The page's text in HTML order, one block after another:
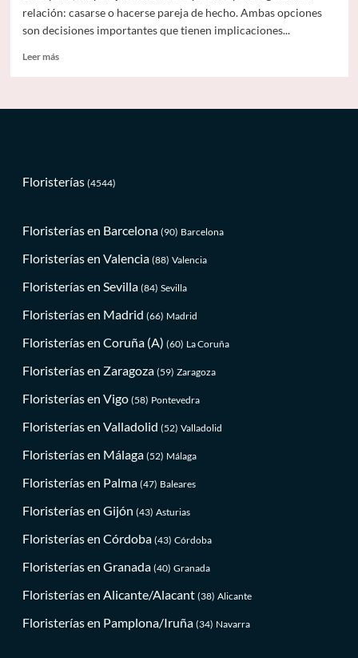
relación: casarse o hacerse pareja de hecho. Ambas opciones
son decisiones importantes que tienen implicaciones...
Leer másLeer
pareja
España
Floristerías (4544)
Floristerías en Barcelona (90) Barcelona
Floristerías en Valencia (88) Valencia
Floristerías en Sevilla (84) Sevilla
Floristerías en Madrid (66) Madrid
Floristerías en Coruña (A) (60) La Coruña
Floristerías en Zaragoza (59) Zaragoza
Floristerías en Vigo (58) Pontevedra
Floristerías en Valladolid (52) Valladolid
Floristerías en Málaga (52) Málaga
Floristerías en Palma (47) Baleares
Floristerías en Gijón (43) Asturias
Floristerías en Córdoba (43) Córdoba
Floristerías en Granada (40) Granada
Floristerías en Alicante/Alacant (38) Alicante
Floristerías en Pamplona/Iruña (34) Navarra